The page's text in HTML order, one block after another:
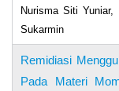
Nurisma Siti
Sukarmin
Remidiasi
Pada Materi